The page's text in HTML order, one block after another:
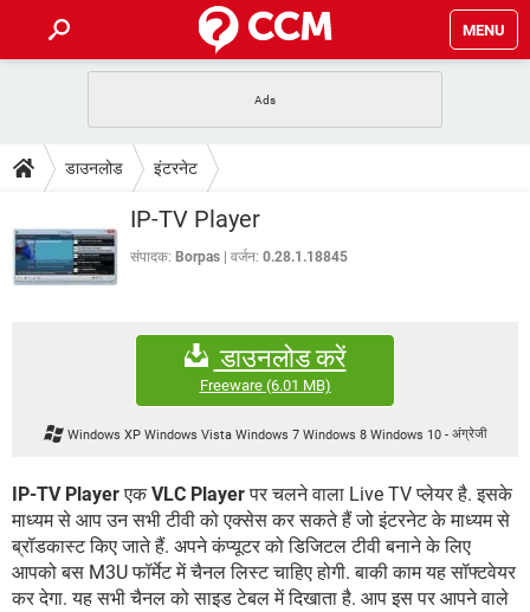
MENU
फोन पर अकाउंट बैलेंस चेक
WhatsApp Hack हो गया?
टेक-स्पेशल
2020 के फ्री एंटीवायरस
बेस्ट फ्री ऑनलाइन गेम्स
Vidmate PUBG Mobile
FORUM
कंप्यूटर बस
डाउनलोड इंटरनेट
IP-TV Player
संपादक: Borpas वर्जन: 0.28.1.18845
डाउनलोड करें
Freeware(6.01 MB)
Windows XP Windows Vista Windows 7 Windows 8 Windows 10-अंग्रेजी
IP-TV PlayerएकVLC Playerपर चलने वाला Live TV प्लेयर है. इसके
माध्यम से आप उन सभी टीवी को एक्सेस कर सकते हैं जो इंटरनेट के माध्यम से
ब्रॉडकास्ट किए जाते हैं. अपने कंप्यूटर को डिजिटल टीवी बनाने के लिए
आपको बस M3U फॉर्मेट में चैनल लिस्ट चाहिए होगी. बाकी काम यह सॉफ्टवेयर
कर देगा. यह सभी चैनल को साइड टेबल में दिखाता है. आप इस पर आपने वाले